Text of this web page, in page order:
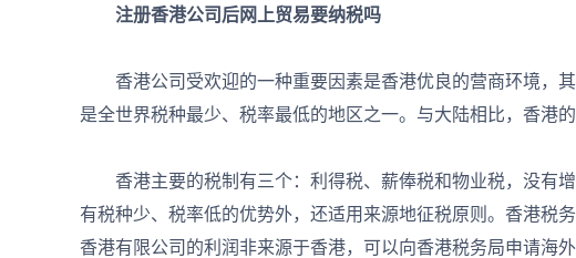
注册香港公司后网上贸易要纳税吗
香港公司受欢迎的一种重要因素是香港优良的营商环境，
是全世界税种最少、税率最低的地区之一。与大陆相比，香港
香港主要的税制有三个：利得税、薪俸税和物业税，没有增
有税种少、税率低的优势外，还适用来源地征税原则。香港税
香港有限公司的利润非来源于香港，可以向香港税务局申请海